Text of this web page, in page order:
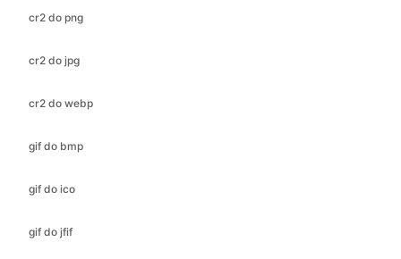
cr2 do webp
gif do bmp
gif do ico
gif do jfif
gif do jpeg
gif do jpg